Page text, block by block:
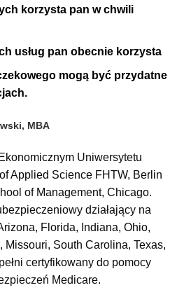
korzysta pan w chwili
usług pan obecnie korzysta
mogą być przydatne
MBA
Uniwersytetu
Applied Science FHTW, Berlin
of Management, Chicago.
działający na
Florida, Indiana, Ohio,
Missouri, South Carolina, Texas,
certyfikowany do pomocy
Medicare.